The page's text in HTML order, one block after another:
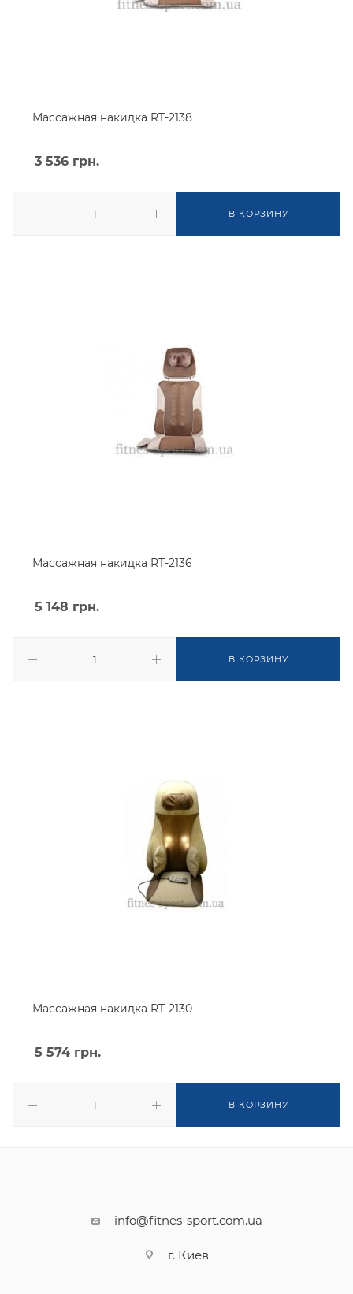
Массажная накидка RT-2138
3 536 грн.
В КОРЗИНУ
Массажная накидка RT-2136
5 148 грн.
В КОРЗИНУ
Массажная накидка RT-2130
5 574 грн.
В КОРЗИНУ
info@fitnes-sport.com.ua
г. Киев